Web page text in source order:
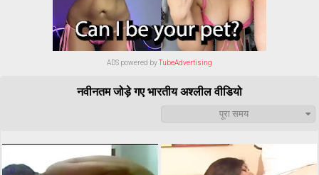
ADS powered byTubeAdvertising
नवीनतम जोड़े गए भारतीय अश्लील वीडियो
पूरा समय